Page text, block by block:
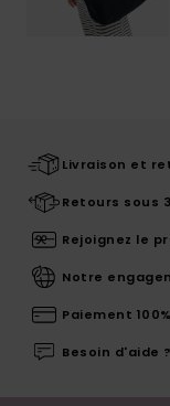
Livraison et
Retours sous
Rejoignez le
Notre
Paiement
Besoin d'aide ?